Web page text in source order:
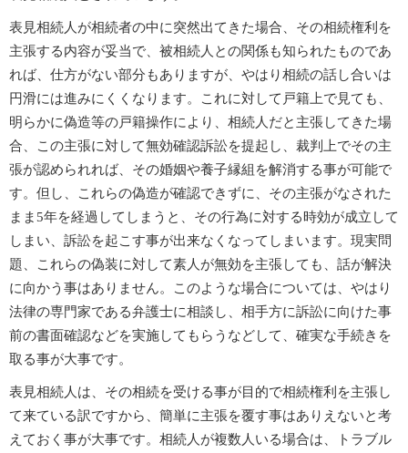
表見相続人が相続者の中に突然出てきた場合、その相続権利を
主張する内容が妥当で、被相続人との関係も知られたものであ
れば、仕方がない部分もありますが、やはり相続の話し合いは
円滑には進みにくくなります。これに対して戸籍上で見ても、
明らかに偽造等の戸籍操作により、相続人だと主張してきた場
合、この主張に対して無効確認訴訟を提起し、裁判上でその主
張が認められれば、その婚姻や養子縁組を解消する事が可能で
す。但し、これらの偽造が確認できずに、その主張がなされた
まま5年を経過してしまうと、その行為に対する時効が成立して
しまい、訴訟を起こす事が出来なくなってしまいます。現実問
題、これらの偽装に対して素人が無効を主張しても、話が解決
に向かう事はありません。このような場合については、やはり
法律の専門家である弁護士に相談し、相手方に訴訟に向けた事
前の書面確認などを実施してもらうなどして、確実な手続きを
取る事が大事です。
表見相続人は、その相続を受ける事が目的で相続権利を主張し
て来ている訳ですから、簡単に主張を覆す事はありえないと考
えておく事が大事です。相続人が複数人いる場合は、トラブル